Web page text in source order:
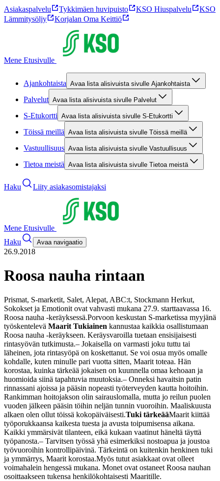
Asiakaspalvelu Tykkimäen huvipuisto KSO Hiuspalvelu
KSO
Lämmitysöljy
Korjalan Oma Keittiö
Mene Etusivulle
Ajankohtaista Avaa lista alisivuista sivulle Ajankohtaista
Palvelut Avaa lista alisivuista sivulle Palvelut
S-Etukortti Avaa lista alisivuista sivulle S-Etukortti
Töissä meillä Avaa lista alisivuista sivulle Töissä meillä
Vastuullisuus Avaa lista alisivuista sivulle Vastuullisuus
Tietoa meistä Avaa lista alisivuista sivulle Tietoa meistä
Haku Liity asiakasomistajaksi
Mene Etusivulle
Haku
Avaa navigaatio
26.9.2018
Roosa nauha rintaan
Prismat, S-marketit, Salet, Alepat, ABC:t, Stockmann Herkut,
Sokokset ja Emotionit ovat vahvasti mukana 27.9. starttaavassa 16.
Roosa nauha -keräyksessä.Porvoon keskustan S-marketissa myyjänä
työskentelevä Maarit Tukiainen kannustaa kaikkia osallistumaan
Roosa nauha -keräykseen. Keräysvaroilla tuetaan ensisijaisesti
rintasyövän tutkimusta.– Jokaisella on varmasti joku tuttu tai
läheinen, jota rintasyöpä on koskettanut. Se voi osua myös omalle
kohdalle, kuten minulle pari vuotta sitten, Maarit toteaa. Hän
korostaa, kuinka tärkeää jokaisen on kuunnella omaa kehoaan ja
huomioida siinä tapahtuvia muutoksia.– Onneksi havaitsin patin
rinnassani ajoissa ja pääsin nopeasti työterveyden kautta hoitoihin.
Rankimman hoitojakson olin sairauslomalla, mutta jo reilun puolen
vuoden jälkeen pääsin töihin neljän tunnin vuoroihin. Maaliskuusta
alkaen olen ollut töissä kokopäiväisesti.Tuki tärkeääMaarit kiittää
työporukkaansa kaikesta tuesta ja avusta toipumisensa aikana.
Kaikki ymmärsivät tilanteen, eikä kukaan vaatinut häneltä täyttä
työpanosta.– Tarvitsen työssä yhä esimerkiksi nostoapua ja joustoa
työvuoroihin kontrollipäivinä. Tärkeintä on kuitenkin henkinen tuki
ja ymmärrys, Maarit korostaa.Myös tutut asiakkaat ovat olleet
voimahalein hengessä mukana. Monet ovat ostaneet Roosa nauhan
osoittaakseen tukensa henkilökohtaisesti Maaritille.